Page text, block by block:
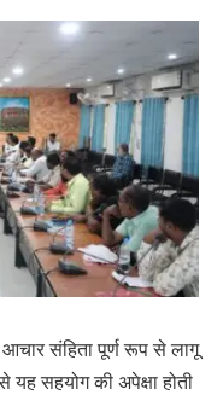
आचार संहिता पूर्ण रूप से लागू
यह सहयोग की अपेक्षा होती